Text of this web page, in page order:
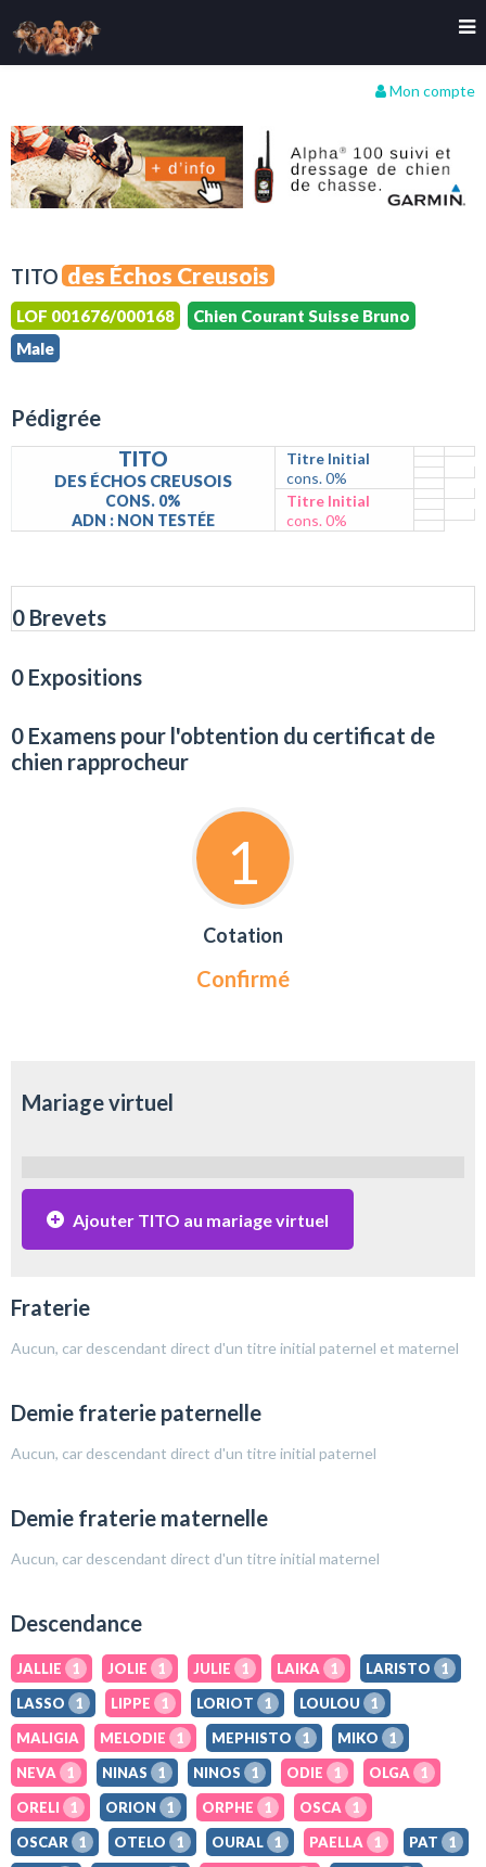
Mon compte
TITO des Échos Creusois
LOF 001676/000168
Chien Courant Suisse Bruno
Male
Pédigrée
TITO
DES ÉCHOS CREUSOIS
CONS. 0%
ADN : NON TESTÉE
Titre Initial
cons. 0%
Titre Initial
cons. 0%
0 Brevets
0 Expositions
0 Examens pour l'obtention du certificat de
chien rapprocheur
1
Cotation
Confirmé
Mariage virtuel
Ajouter TITO au mariage virtuel
Fraterie
Aucun, car descendant direct d'un titre initial paternel et maternel
Demie fraterie paternelle
Aucun, car descendant direct d'un titre initial paternel
Demie fraterie maternelle
Aucun, car descendant direct d'un titre initial maternel
Descendance
JALLIE 1 JOLIE 1 JULIE 1 LAIKA 1 LARISTO
1
LASSO
1 LIPPE 1 LORIOT 1 LOULOU
1
MALIGIA
MELODIE 1 MEPHISTO 1 MIKO
1
NEVA
1 NINAS 1 NINOS 1 ODIE 1 OLGA
1
ORELI
1 ORION 1 ORPHE 1 OSCA
1
OSCAR
1 OTELO 1 OURAL 1 PAELLA 1 PAT
1